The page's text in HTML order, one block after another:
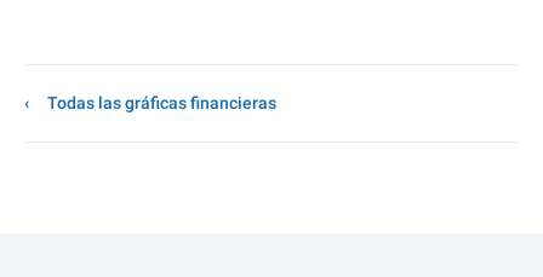
Todas las gráficas financieras